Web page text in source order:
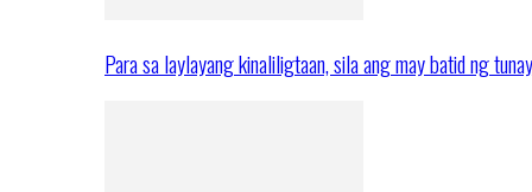
Para sa laylayang kinaliligtaan, sila ang may batid ng